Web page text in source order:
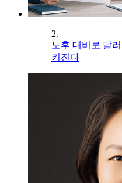
2.
노후 대비로 달
커진다